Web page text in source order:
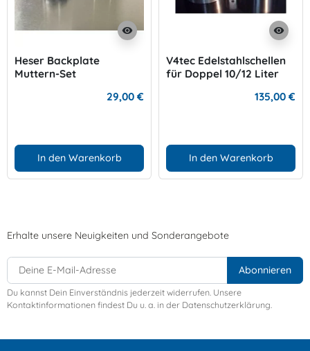
visibility
Heser Backplate
Muttern-Set
29,00 €
In den Warenkorb
visibility
V4tec Edelstahlschellen
für Doppel 10/12 Liter
135,00 €
In den Warenkorb
Erhalte unsere Neuigkeiten und Sonderangebote
Du kannst Dein Einverständnis jederzeit widerrufen. Unsere
Kontaktinformationen findest Du u. a. in der Datenschutzerklärung.